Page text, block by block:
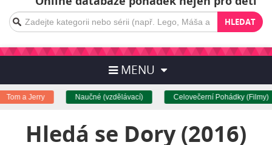
HLEDAT
MENU
Tom a Jerry Naučné (vzdělávací) Celovečerní Pohádky (Filmy)
Hledá se Dory (2016)